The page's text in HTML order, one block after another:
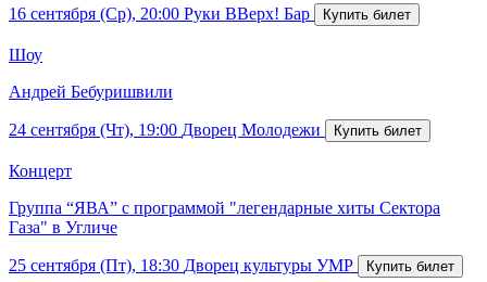
16 сентября (Ср), 20:00 Руки ВВерх! Бар
Шоу
Андрей Бебуришвили
24 сентября (Чт), 19:00 Дворец Молодежи
Концерт
Группа “ЯВА” с программой "легендарные хиты Сектора
Газа" в Угличе
25 сентября (Пт), 18:30 Дворец культуры УМР